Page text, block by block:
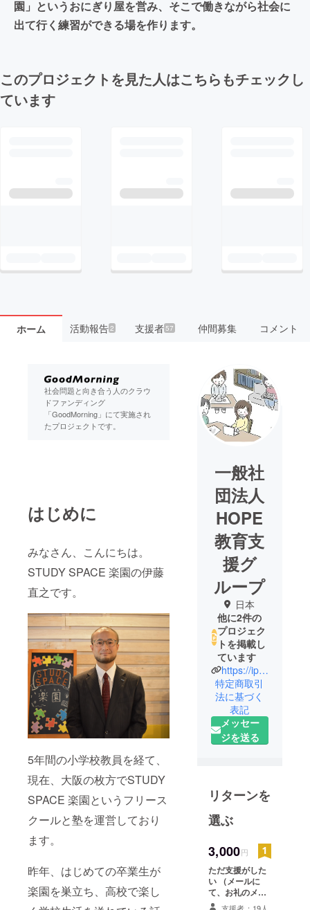
園」というおにぎり屋を営み、そこで働きながら社会に
出て行く練習ができる場を作ります。
このプロジェクトを見た人はこちらもチェックし
ています
ホーム 活動報告2 支援者57 仲間募集 コメント
社会問題と向き合う人のクラウ
ドファンディング
「GoodMorning」にて実施され
たプロジェクトです。
はじめに
みなさん、こんにちは。
STUDY SPACE 楽園の伊藤
直之です。
5年間の小学校教員を経て、
現在、大阪の枚方でSTUDY
SPACE 楽園というフリース
クールと塾を運営しており
ます。
昨年、はじめての卒業生が
楽園を巣立ち、高校で楽し
一般社
団法人
HOPE
教育支
援グ
ループ
日本
他に2件の
プロジェク
トを掲載し
ています
https://ippo.rakuen-studyspace.com/
特定商取引
法に基づく
表記
メッセー
ジを送る
リターンを
選ぶ
3,000円
ただ支援がした
い （メールに
て、お礼のメッ
セージを送らせ
支援者：19人